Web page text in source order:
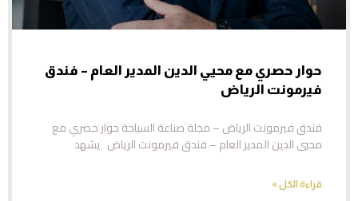
حوار حصري مع محيي الدين المدير العام – فندق
فيرمونت الرياض
فندق فيرمونت الرياض – مجلة صناعة السياحة حوار حصري مع
محيي الدين المدير العام – فندق فيرمونت الرياض يشهد
قراءة الكل »